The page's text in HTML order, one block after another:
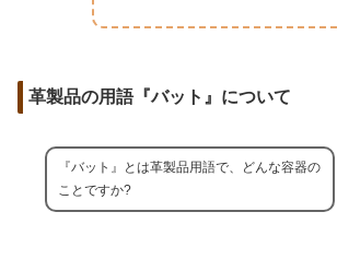
革製品の用語『バット』について
『バット』とは革製品用語で、どんな容器の
ことですか?